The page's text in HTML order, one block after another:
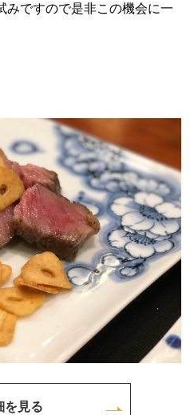
みですので是非この機会に一
を見る